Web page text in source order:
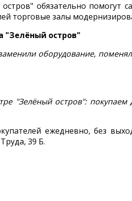
обязательно помогут
торговые залы
"Зелёный остров"
оборудование,
"Зелёный остров":
ежедневно, без
39 Б.